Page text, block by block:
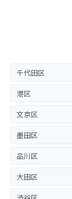
千代田区
港区
文京区
墨田区
品川区
大田区